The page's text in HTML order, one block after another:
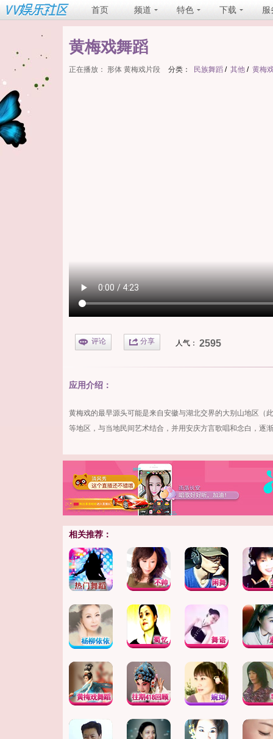
首页 频道 特色 下载 服
黄梅戏舞蹈
正在播放： 形体 黄梅戏片段 分类： 民族舞蹈 / 其他 / 黄梅
评论 分享 人气： 2595
应用介绍：
黄梅戏的最早源头可能是来自安徽与湖北交界的大别山地区（
等地区，与当地民间艺术结合，并用安庆方言歌唱和念白，逐
相关推荐：